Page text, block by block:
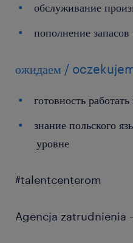
обслуживание
пополнение запасов
ожидаем /
готовность
знание польского
уровне
#talentcenterom
Agencja zatrudnienia